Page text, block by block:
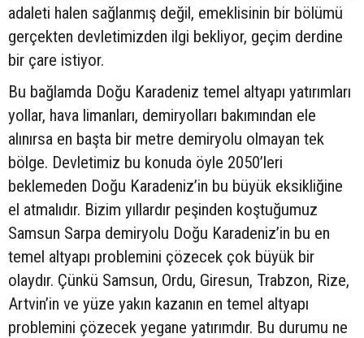
adaleti halen sağlanmış değil, emeklisinin bir bölümü
gerçekten devletimizden ilgi bekliyor, geçim derdine
bir çare istiyor.
Bu bağlamda Doğu Karadeniz temel altyapı yatırımları
yollar, hava limanları, demiryolları bakımından ele
alınırsa en başta bir metre demiryolu olmayan tek
bölge. Devletimiz bu konuda öyle 2050’leri
beklemeden Doğu Karadeniz’in bu büyük eksikliğine
el atmalıdır. Bizim yıllardır peşinden koştuğumuz
Samsun Sarpa demiryolu Doğu Karadeniz’in bu en
temel altyapı problemini çözecek çok büyük bir
olaydır. Çünkü Samsun, Ordu, Giresun, Trabzon, Rize,
Artvin’in ve yüze yakın kazanın en temel altyapı
problemini çözecek yegane yatırımdır. Bu durumu ne